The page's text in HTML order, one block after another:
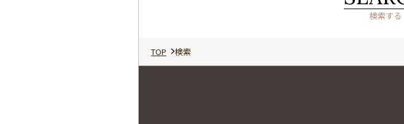
検索する
TOP 検索